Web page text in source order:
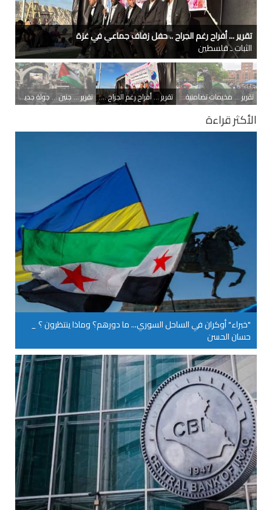
تقرير ... مخيمات تضامنية مع غزة .. الطلاب في الجامعات الأميركية
يواصلون احتجاجاتهم
الثبات ـ دولي
تقرير ... جنين ... جولة جديدة من التحدي والصمود تقرير ... أفراح رغم الجراح .. حفل زفاف جماعي في غزة تقرير ... مخيمات تضامنية مع غزة .. الطلاب في الجامعات الأميركية يواصلون احتجاجاتهم
الأكثر قراءة
"خبراء" أوكران في الساحل السوري... ما دورهم؟ وماذا ينتظرون ؟ _
حسان الحسن